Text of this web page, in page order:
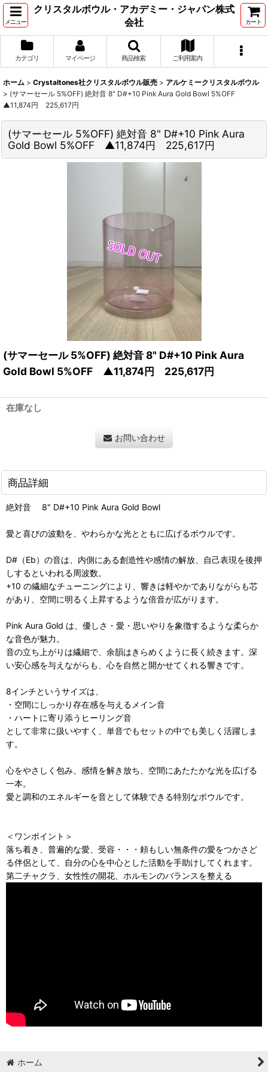
メニュー
クリスタルボウル・アカデミー・ジャパン株式
会社
カート
カテゴリ マイページ 商品検索 ご利用案内
ホーム > Crystaltones社クリスタルボウル販売 > アルケミークリスタルボウル
> (サマーセール 5%OFF) 絶対音 8" D#+10 Pink Aura Gold Bowl 5%OFF
▲11,874円 225,617円
(サマーセール 5%OFF) 絶対音 8" D#+10 Pink Aura
Gold Bowl 5%OFF ▲11,874円 225,617円
(サマーセール 5%OFF) 絶対音 8" D#+10 Pink Aura
Gold Bowl 5%OFF ▲11,874円 225,617円
在庫なし
お問い合わせ
商品詳細
絶対音 8" D#+10 Pink Aura Gold Bowl
愛と喜びの波動を、やわらかな光とともに広げるボウルです。
D#（Eb）の音は、内側にある創造性や感情の解放、自己表現を後押
しするといわれる周波数。
+10 の繊細なチューニングにより、響きは軽やかでありながらも芯
があり、空間に明るく上昇するような倍音が広がります。
Pink Aura Gold は、優しさ・愛・思いやりを象徴するような柔らか
な音色が魅力。
音の立ち上がりは繊細で、余韻はきらめくように長く続きます。深
い安心感を与えながらも、心を自然と開かせてくれる響きです。
8インチというサイズは、
・空間にしっかり存在感を与えるメイン音
・ハートに寄り添うヒーリング音
として非常に扱いやすく、単音でもセットの中でも美しく活躍しま
す。
心をやさしく包み、感情を解き放ち、空間にあたたかな光を広げる
一本。
愛と調和のエネルギーを音として体験できる特別なボウルです。
＜ワンポイント＞
落ち着き、普遍的な愛、受容・・・頼もしい無条件の愛をつかさど
る伴侶として、自分の心を中心とした活動を手助けしてくれます。
第二チャクラ、女性性の開花、ホルモンのバランスを整える
ホーム